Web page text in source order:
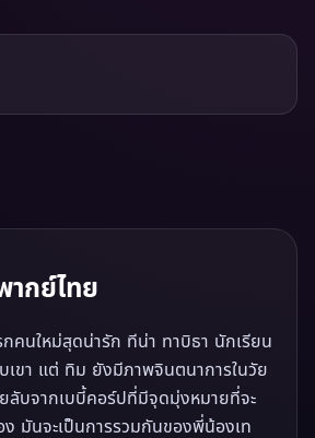
ากย์ไทย
คนใหม่สุดน่ารัก ทีน่า ทาบิธา นักเรียน
เขา แต่ ทิม ยังมีภาพจินตนาการในวัย
ยลับจากเบบี้คอร์ปที่มีจุดมุ่งหมายที่จะ
มันจะเป็นการรวมกันของพี่น้องเท